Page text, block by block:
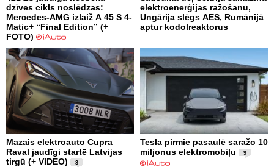
dzīves cikls noslēdzas:
Mercedes-AMG izlaiž A 45 S 4-
Matic+ “Final Edition” (+
FOTO)
elektroenerģijas ražošanu,
Ungārija slēgs AES, Rumānijā
aptur kodolreaktorus
Mazais elektroauto Cupra
Raval jaudīgi startē Latvijas
tirgū (+ VIDEO)
3
Tesla pirmie pasaulē saražo 10
miljonus elektromobiļu
9